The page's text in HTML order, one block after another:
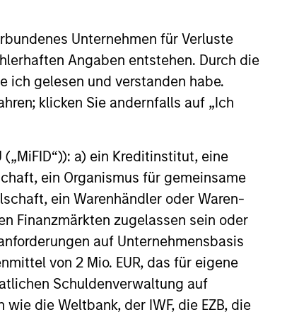
Unternehmen für Verluste
Angaben entstehen. Durch die
ich gelesen und verstanden habe.
klicken Sie andernfalls auf „Ich
a) ein Kreditinstitut, eine
ein Organismus für gemeinsame
ein Warenhändler oder Waren-
Finanzmärkten zugelassen sein oder
auf Unternehmensbasis
von 2 Mio. EUR, das für eigene
Schuldenverwaltung auf
die Weltbank, der IWF, die EZB, die
das ursprünglich investierte Kapital nicht in
Die Performance von anderen Anteilsklassen
des Fonds auseinander, bevor Sie eine
großen Bewegung, sowohl im negativen als
Weitergabe bzw. Verfügbarkeit des Materials den
Kategorie 1 bedeutet nicht, dass es sich um
und -hinweise für die einzelnen
und Variable-Life-Unterkonten (variable
drei Jahren existieren. Börsennotierte Fonds und
Risk-Adjusted Return (MRAR) berechnet,
besonderes Gewicht auf die negativen
5 Sterne, die nächsten 22,5% 4 Sterne, die